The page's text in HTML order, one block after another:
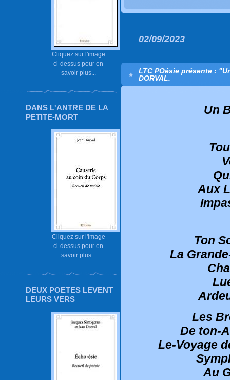
Cliquez sur l'image
ci-dessus pour en
savoir plus...
DANS L'ANTRE DE LA
PETITE-MORT
Cliquez sur l'image
ci-dessus pour en
savoir plus...
DEUX POETES LEVENT
LEURS VERS
02/09/2023
LTC POésie présente :
DORVAL.
Un
Aux
Ton
La
Les
De ton-
Le-Voyage
Au